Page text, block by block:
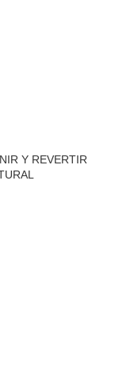
Y REVERTIR